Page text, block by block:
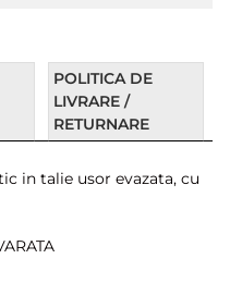
POLITICA DE
LIVRARE /
RETURNARE
in talie usor evazata, cu